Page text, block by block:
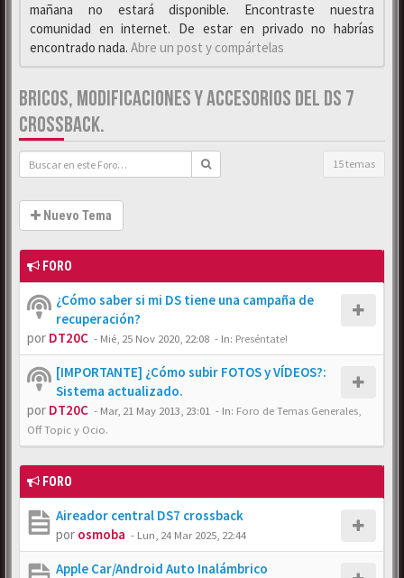
mañana no estará disponible. Encontraste nuestra
comunidad en internet. De estar en privado no habrías
encontrado nada. Abre un post y compártelas
BRICOS, MODIFICACIONES Y ACCESORIOS DEL DS 7
CROSSBACK.
15 temas
Nuevo Tema
FORO
¿Cómo saber si mi DS tiene una campaña de
recuperación?
por DT20C - Mié, 25 Nov 2020, 22:08 - In: Preséntate!
[IMPORTANTE] ¿Cómo subir FOTOS y VÍDEOS?:
Sistema actualizado.
por DT20C - Mar, 21 May 2013, 23:01 - In: Foro de Temas Generales,
Off Topic y Ocio.
FORO
Aireador central DS7 crossback
por osmoba - Lun, 24 Mar 2025, 22:44
Apple Car/Android Auto Inalámbrico